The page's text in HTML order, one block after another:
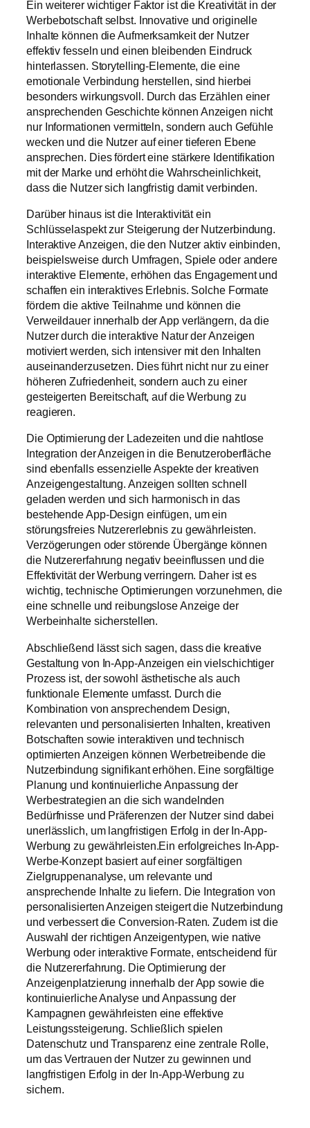
Ein weiterer wichtiger Faktor ist die Kreativität in der
Werbebotschaft selbst. Innovative und originelle
Inhalte können die Aufmerksamkeit der Nutzer
effektiv fesseln und einen bleibenden Eindruck
hinterlassen. Storytelling-Elemente, die eine
emotionale Verbindung herstellen, sind hierbei
besonders wirkungsvoll. Durch das Erzählen einer
ansprechenden Geschichte können Anzeigen nicht
nur Informationen vermitteln, sondern auch Gefühle
wecken und die Nutzer auf einer tieferen Ebene
ansprechen. Dies fördert eine stärkere Identifikation
mit der Marke und erhöht die Wahrscheinlichkeit,
dass die Nutzer sich langfristig damit verbinden.
Darüber hinaus ist die Interaktivität ein
Schlüsselaspekt zur Steigerung der Nutzerbindung.
Interaktive Anzeigen, die den Nutzer aktiv einbinden,
beispielsweise durch Umfragen, Spiele oder andere
interaktive Elemente, erhöhen das Engagement und
schaffen ein interaktives Erlebnis. Solche Formate
fördern die aktive Teilnahme und können die
Verweildauer innerhalb der App verlängern, da die
Nutzer durch die interaktive Natur der Anzeigen
motiviert werden, sich intensiver mit den Inhalten
auseinanderzusetzen. Dies führt nicht nur zu einer
höheren Zufriedenheit, sondern auch zu einer
gesteigerten Bereitschaft, auf die Werbung zu
reagieren.
Die Optimierung der Ladezeiten und die nahtlose
Integration der Anzeigen in die Benutzeroberfläche
sind ebenfalls essenzielle Aspekte der kreativen
Anzeigengestaltung. Anzeigen sollten schnell
geladen werden und sich harmonisch in das
bestehende App-Design einfügen, um ein
störungsfreies Nutzererlebnis zu gewährleisten.
Verzögerungen oder störende Übergänge können
die Nutzererfahrung negativ beeinflussen und die
Effektivität der Werbung verringern. Daher ist es
wichtig, technische Optimierungen vorzunehmen, die
eine schnelle und reibungslose Anzeige der
Werbeinhalte sicherstellen.
Abschließend lässt sich sagen, dass die kreative
Gestaltung von In-App-Anzeigen ein vielschichtiger
Prozess ist, der sowohl ästhetische als auch
funktionale Elemente umfasst. Durch die
Kombination von ansprechendem Design,
relevanten und personalisierten Inhalten, kreativen
Botschaften sowie interaktiven und technisch
optimierten Anzeigen können Werbetreibende die
Nutzerbindung signifikant erhöhen. Eine sorgfältige
Planung und kontinuierliche Anpassung der
Werbestrategien an die sich wandelnden
Bedürfnisse und Präferenzen der Nutzer sind dabei
unerlässlich, um langfristigen Erfolg in der In-App-
Werbung zu gewährleisten.Ein erfolgreiches In-App-
Werbe-Konzept basiert auf einer sorgfältigen
Zielgruppenanalyse, um relevante und
ansprechende Inhalte zu liefern. Die Integration von
personalisierten Anzeigen steigert die Nutzerbindung
und verbessert die Conversion-Raten. Zudem ist die
Auswahl der richtigen Anzeigentypen, wie native
Werbung oder interaktive Formate, entscheidend für
die Nutzererfahrung. Die Optimierung der
Anzeigenplatzierung innerhalb der App sowie die
kontinuierliche Analyse und Anpassung der
Kampagnen gewährleisten eine effektive
Leistungssteigerung. Schließlich spielen
Datenschutz und Transparenz eine zentrale Rolle,
um das Vertrauen der Nutzer zu gewinnen und
langfristigen Erfolg in der In-App-Werbung zu
sichern.